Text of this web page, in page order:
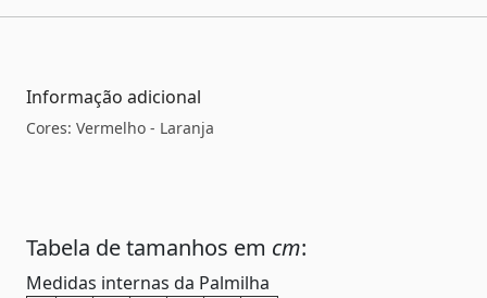
Informação adicional
Cores: Vermelho - Laranja
Tabela de tamanhos em cm:
Medidas internas da Palmilha